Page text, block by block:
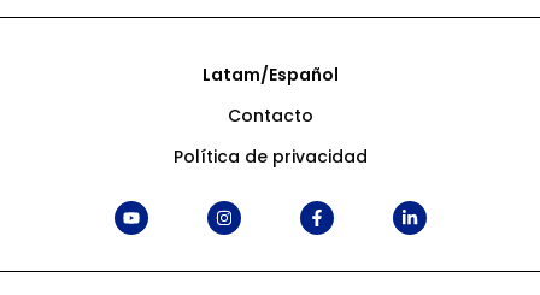
Latam/Español
Contacto
Política de privacidad